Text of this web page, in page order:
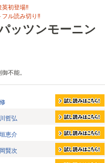
英初登場‼
フル読み切り‼
ッツンモーニン
不能。
哲弘
恵介
賢次